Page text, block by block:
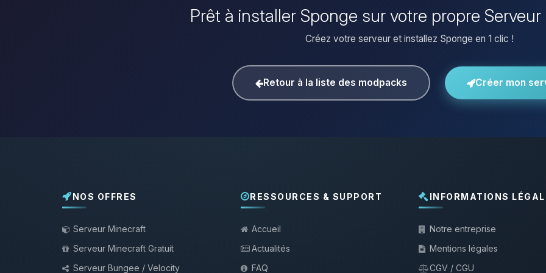
Prêt à installer Sponge sur votre propre
Créez votre serveur et installez Sponge en 1 clic !
Retour à la liste des modpacks Créer mon
NOS OFFRES
Serveur Minecraft
Serveur Minecraft Gratuit
Serveur Bungee / Velocity
RESSOURCES & SUPPORT
Accueil
Actualités
FAQ
INFORMATIONS
Notre entreprise
Mentions légales
CGV / CGU